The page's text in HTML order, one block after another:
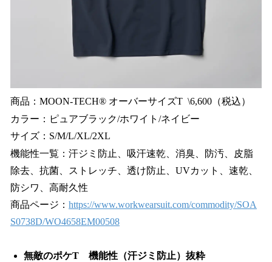
商品：MOON-TECH® オーバーサイズT \6,600（税込）
カラー：ピュアブラック/ホワイト/ネイビー
サイズ：S/M/L/XL/2XL
機能性一覧：汗ジミ防止、吸汗速乾、消臭、防汚、皮脂
除去、抗菌、ストレッチ、透け防止、UVカット、速乾、
防シワ、高耐久性
商品ページ： https://www.workwearsuit.com/commodity/SOA
S0738D/WO4658EM00508
無敵のポケT 機能性（汗ジミ防止）抜粋